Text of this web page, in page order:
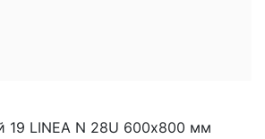
19 LINEA N 28U 600х800 мм